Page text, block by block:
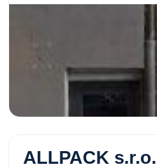
ALLPACK s.r.o.